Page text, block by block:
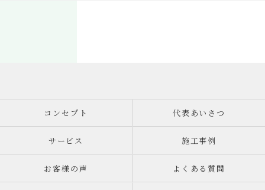
コンセプト 代表あいさつ
サービス 施工事例
お客様の声 よくある質問